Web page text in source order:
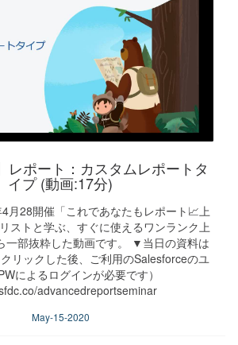
レポート：カスタムレポートタ
イプ (動画:17分)
月28開催「これであなたもレポート📈上
ストと学ぶ、すぐに使えるワンランク上
一部抜粋した動画です。 ▼当日の資料は
リックした後、ご利用のSalesforceのユ
によるログインが必要です）
advancedreportseminar
May-15-2020